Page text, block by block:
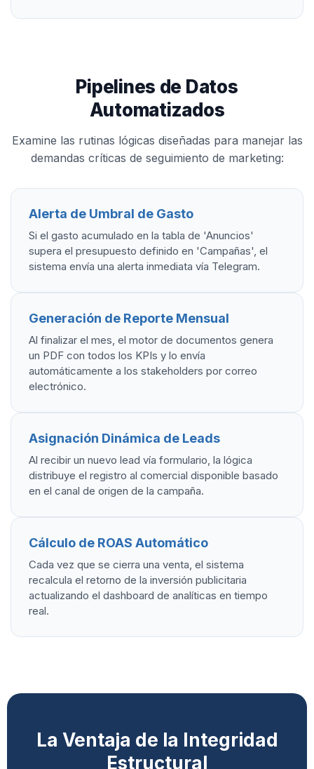
Pipelines de Datos
Automatizados
Examine las rutinas lógicas diseñadas para manejar las
demandas críticas de seguimiento de marketing:
Alerta de Umbral de Gasto
Si el gasto acumulado en la tabla de 'Anuncios'
supera el presupuesto definido en 'Campañas', el
sistema envía una alerta inmediata vía Telegram.
Generación de Reporte Mensual
Al finalizar el mes, el motor de documentos genera
un PDF con todos los KPIs y lo envía
automáticamente a los stakeholders por correo
electrónico.
Asignación Dinámica de Leads
Al recibir un nuevo lead vía formulario, la lógica
distribuye el registro al comercial disponible basado
en el canal de origen de la campaña.
Cálculo de ROAS Automático
Cada vez que se cierra una venta, el sistema
recalcula el retorno de la inversión publicitaria
actualizando el dashboard de analíticas en tiempo
real.
La Ventaja de la Integridad
Estructural